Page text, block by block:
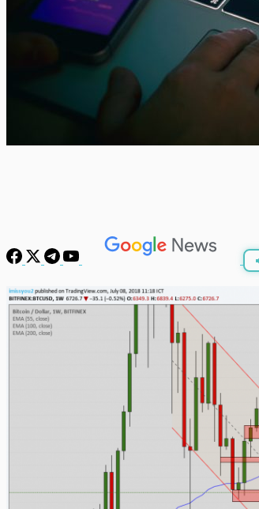
พร้อมเล่น